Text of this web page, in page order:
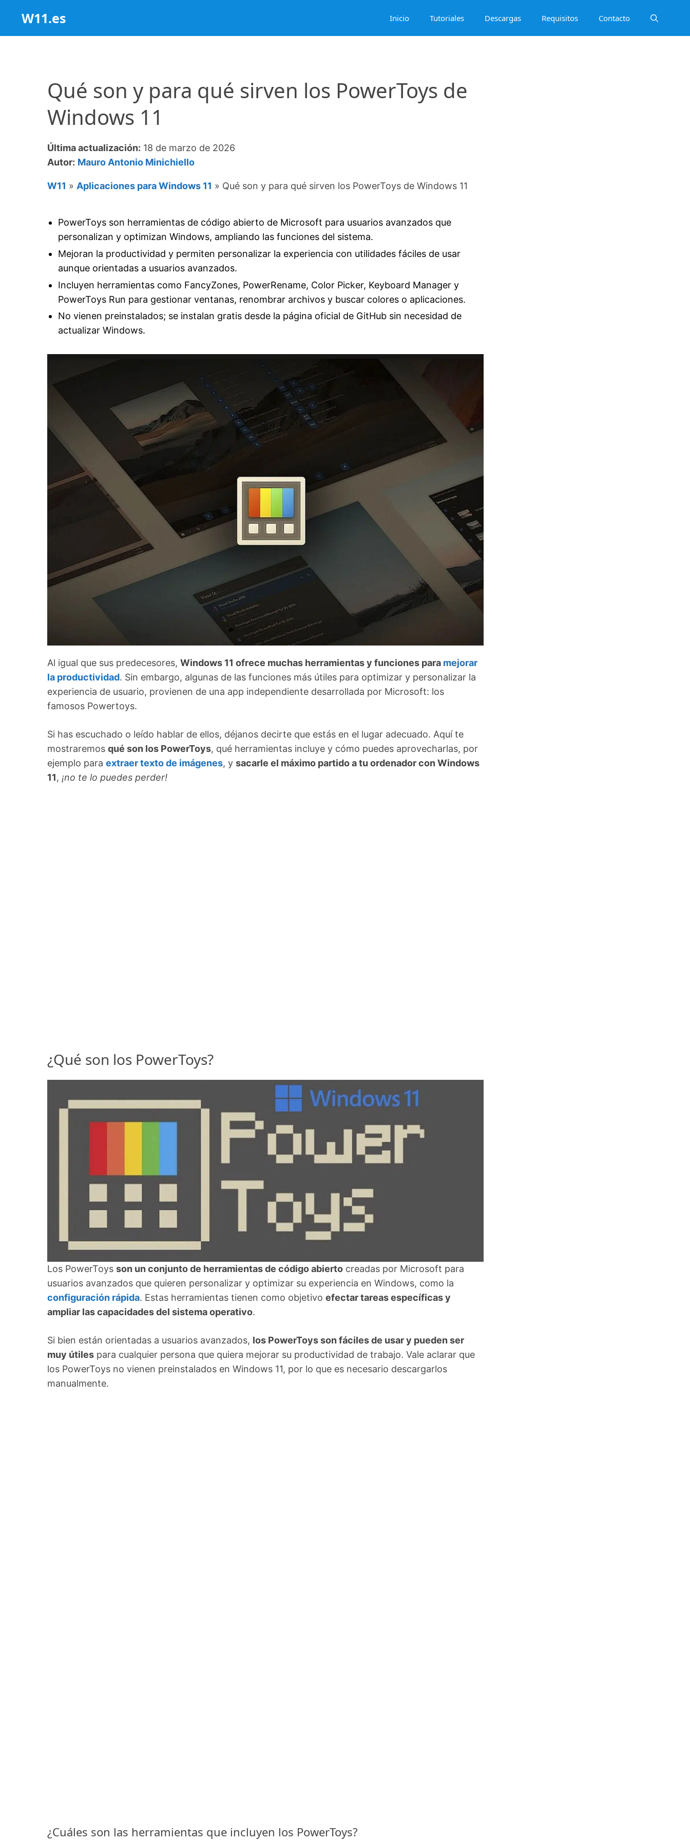
contenido
W11.es Inicio Tutoriales Descargas Requisitos Contacto
Qué son y para qué sirven los PowerToys de
Windows 11
Última actualización: 18 de marzo de 2026
Autor: Mauro Antonio Minichiello
W11 » Aplicaciones para Windows 11 » Qué son y para qué sirven los PowerToys de Windows 11
PowerToys son herramientas de código abierto de Microsoft para usuarios avanzados que
personalizan y optimizan Windows, ampliando las funciones del sistema.
Mejoran la productividad y permiten personalizar la experiencia con utilidades fáciles de usar
aunque orientadas a usuarios avanzados.
Incluyen herramientas como FancyZones, PowerRename, Color Picker, Keyboard Manager y
PowerToys Run para gestionar ventanas, renombrar archivos y buscar colores o aplicaciones.
No vienen preinstalados; se instalan gratis desde la página oficial de GitHub sin necesidad de
actualizar Windows.
Al igual que sus predecesores, Windows 11 ofrece muchas herramientas y funciones para mejorar
la productividad. Sin embargo, algunas de las funciones más útiles para optimizar y personalizar la
experiencia de usuario, provienen de una app independiente desarrollada por Microsoft: los
famosos Powertoys.
Si has escuchado o leído hablar de ellos, déjanos decirte que estás en el lugar adecuado. Aquí te
mostraremos qué son los PowerToys, qué herramientas incluye y cómo puedes aprovecharlas, por
ejemplo para extraer texto de imágenes, y sacarle el máximo partido a tu ordenador con Windows
11, ¡no te lo puedes perder!
¿Qué son los PowerToys?
Los PowerToys son un conjunto de herramientas de código abierto creadas por Microsoft para
usuarios avanzados que quieren personalizar y optimizar su experiencia en Windows, como la
configuración rápida. Estas herramientas tienen como objetivo efectar tareas específicas y
ampliar las capacidades del sistema operativo.
Si bien están orientadas a usuarios avanzados, los PowerToys son fáciles de usar y pueden ser
muy útiles para cualquier persona que quiera mejorar su productividad de trabajo. Vale aclarar que
los PowerToys no vienen preinstalados en Windows 11, por lo que es necesario descargarlos
manualmente.
¿Cuáles son las herramientas que incluyen los PowerToys?